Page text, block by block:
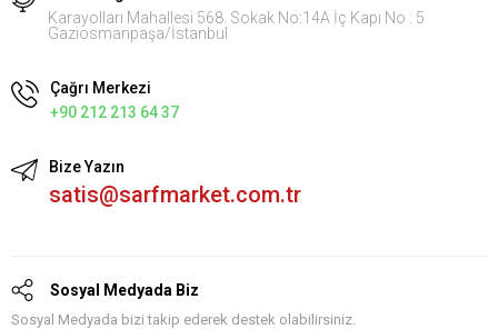
Karayolları Mahallesi 568. Sokak No:14A İç Kapı No : 5
Gaziosmanpaşa/İstanbul
Çağrı Merkezi
+90 212 213 64 37
Bize Yazın
satis@sarfmarket.com.tr
Sosyal Medyada Biz
Sosyal Medyada bizi takip ederek destek olabilirsiniz.